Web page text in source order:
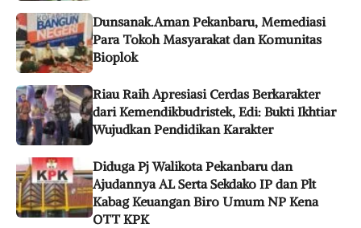
Dunsanak.Aman Pekanbaru, Memediasi
Para Tokoh Masyarakat dan Komunitas
Bioplok
Riau Raih Apresiasi Cerdas Berkarakter
dari Kemendikbudristek, Edi: Bukti Ikhtiar
Wujudkan Pendidikan Karakter
Diduga Pj Walikota Pekanbaru dan
Ajudannya AL Serta Sekdako IP dan Plt
Kabag Keuangan Biro Umum NP Kena
OTT KPK